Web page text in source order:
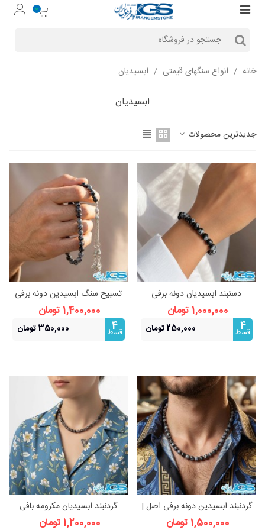
0
خانه / انواع سنگهای قیمتی / ابسیدیان
ابسیدیان
جدیدترین محصولات
دستبند ابسیدیان دونه برفی
مکرومه بافی
1,000,000 تومان
4
قسط 250,000 تومان
تسبیح سنگ ابسیدین دونه برفی
1,400,000 تومان
4
قسط 350,000 تومان
گردنبند ابسیدین دونه برفی اصل |
سنگ تعادل، رهایی و آگاهی
1,500,000 تومان
گردنبند ابسیدیان مکرومه بافی
1,200,000 تومان